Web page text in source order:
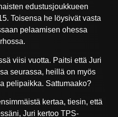
edustusjoukkueen
Toisensa he löysivät vasta
pelaamisen ohessa
viisi vuotta. Paitsi että Juri
seurassa, heillä on myös
pelipaikka. Sattumaako?
kertaa, tiesin, että
Juri kertoo TPS-